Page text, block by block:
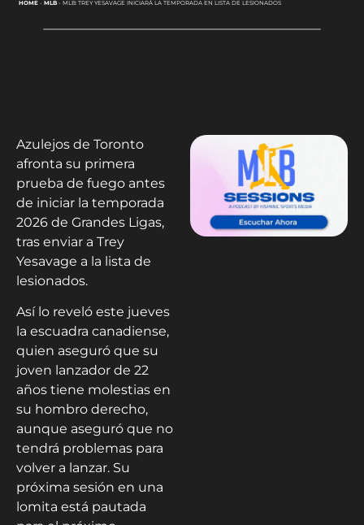
HOME- MLB- MLB: TREY YESAVAGE INICIARÁ LA TEMPORADA EN LISTA DE LESIONADOS
Azulejos de Toronto
afronta su primera
prueba de fuego antes
de iniciar la temporada
2026 de Grandes Ligas,
tras enviar a Trey
Yesavage a la lista de
lesionados.
Así lo reveló este jueves
la escuadra canadiense,
quien aseguró que su
joven lanzador de 22
años tiene molestias en
su hombro derecho,
aunque aseguró que no
tendrá problemas para
volver a lanzar. Su
próxima sesión en una
lomita está pautada